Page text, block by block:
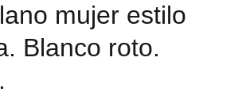
mujer estilo
Blanco roto.